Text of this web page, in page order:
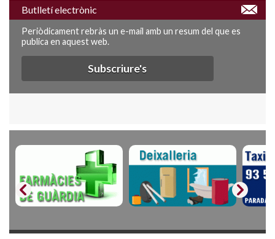
Butlletí electrònic
Periòdicament rebràs un e-mail amb un resum del que es
publica en aquest web.
Subscriure's